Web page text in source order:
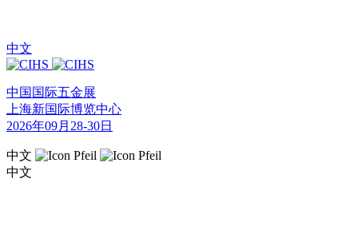
中文
中国国际五金展
上海新国际博览中心
2026年09月28-30日
中文
中文